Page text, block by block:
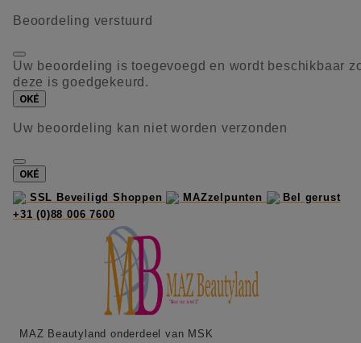
Beoordeling verstuurd
Uw beoordeling is toegevoegd en wordt beschikbaar
deze is goedgekeurd.
OKÉ
Uw beoordeling kan niet worden verzonden
OKÉ
SSL Beveiligd Shoppen
MAZzelpunten
Bel gerust
+31 (0)88 006 7600
MAZ Beautyland onderdeel van MSK